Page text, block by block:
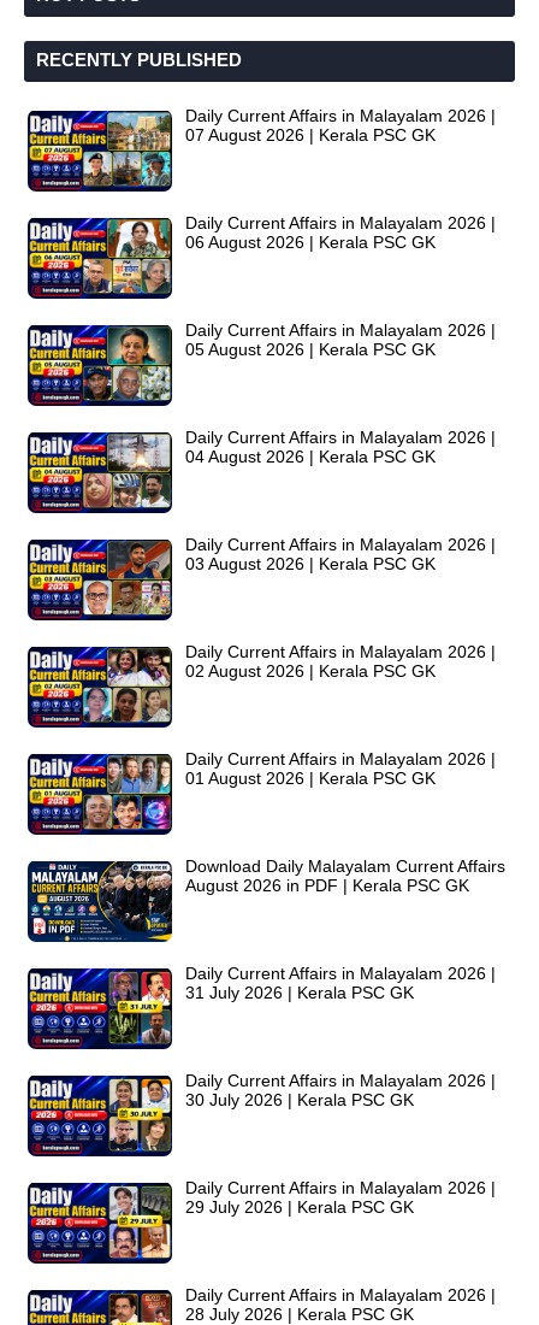
RECENTLY PUBLISHED
Daily Current Affairs in Malayalam 2026 |
07 August 2026 | Kerala PSC GK
Daily Current Affairs in Malayalam 2026 |
06 August 2026 | Kerala PSC GK
Daily Current Affairs in Malayalam 2026 |
05 August 2026 | Kerala PSC GK
Daily Current Affairs in Malayalam 2026 |
04 August 2026 | Kerala PSC GK
Daily Current Affairs in Malayalam 2026 |
03 August 2026 | Kerala PSC GK
Daily Current Affairs in Malayalam 2026 |
02 August 2026 | Kerala PSC GK
Daily Current Affairs in Malayalam 2026 |
01 August 2026 | Kerala PSC GK
Download Daily Malayalam Current Affairs
August 2026 in PDF | Kerala PSC GK
Daily Current Affairs in Malayalam 2026 |
31 July 2026 | Kerala PSC GK
Daily Current Affairs in Malayalam 2026 |
30 July 2026 | Kerala PSC GK
Daily Current Affairs in Malayalam 2026 |
29 July 2026 | Kerala PSC GK
Daily Current Affairs in Malayalam 2026 |
28 July 2026 | Kerala PSC GK